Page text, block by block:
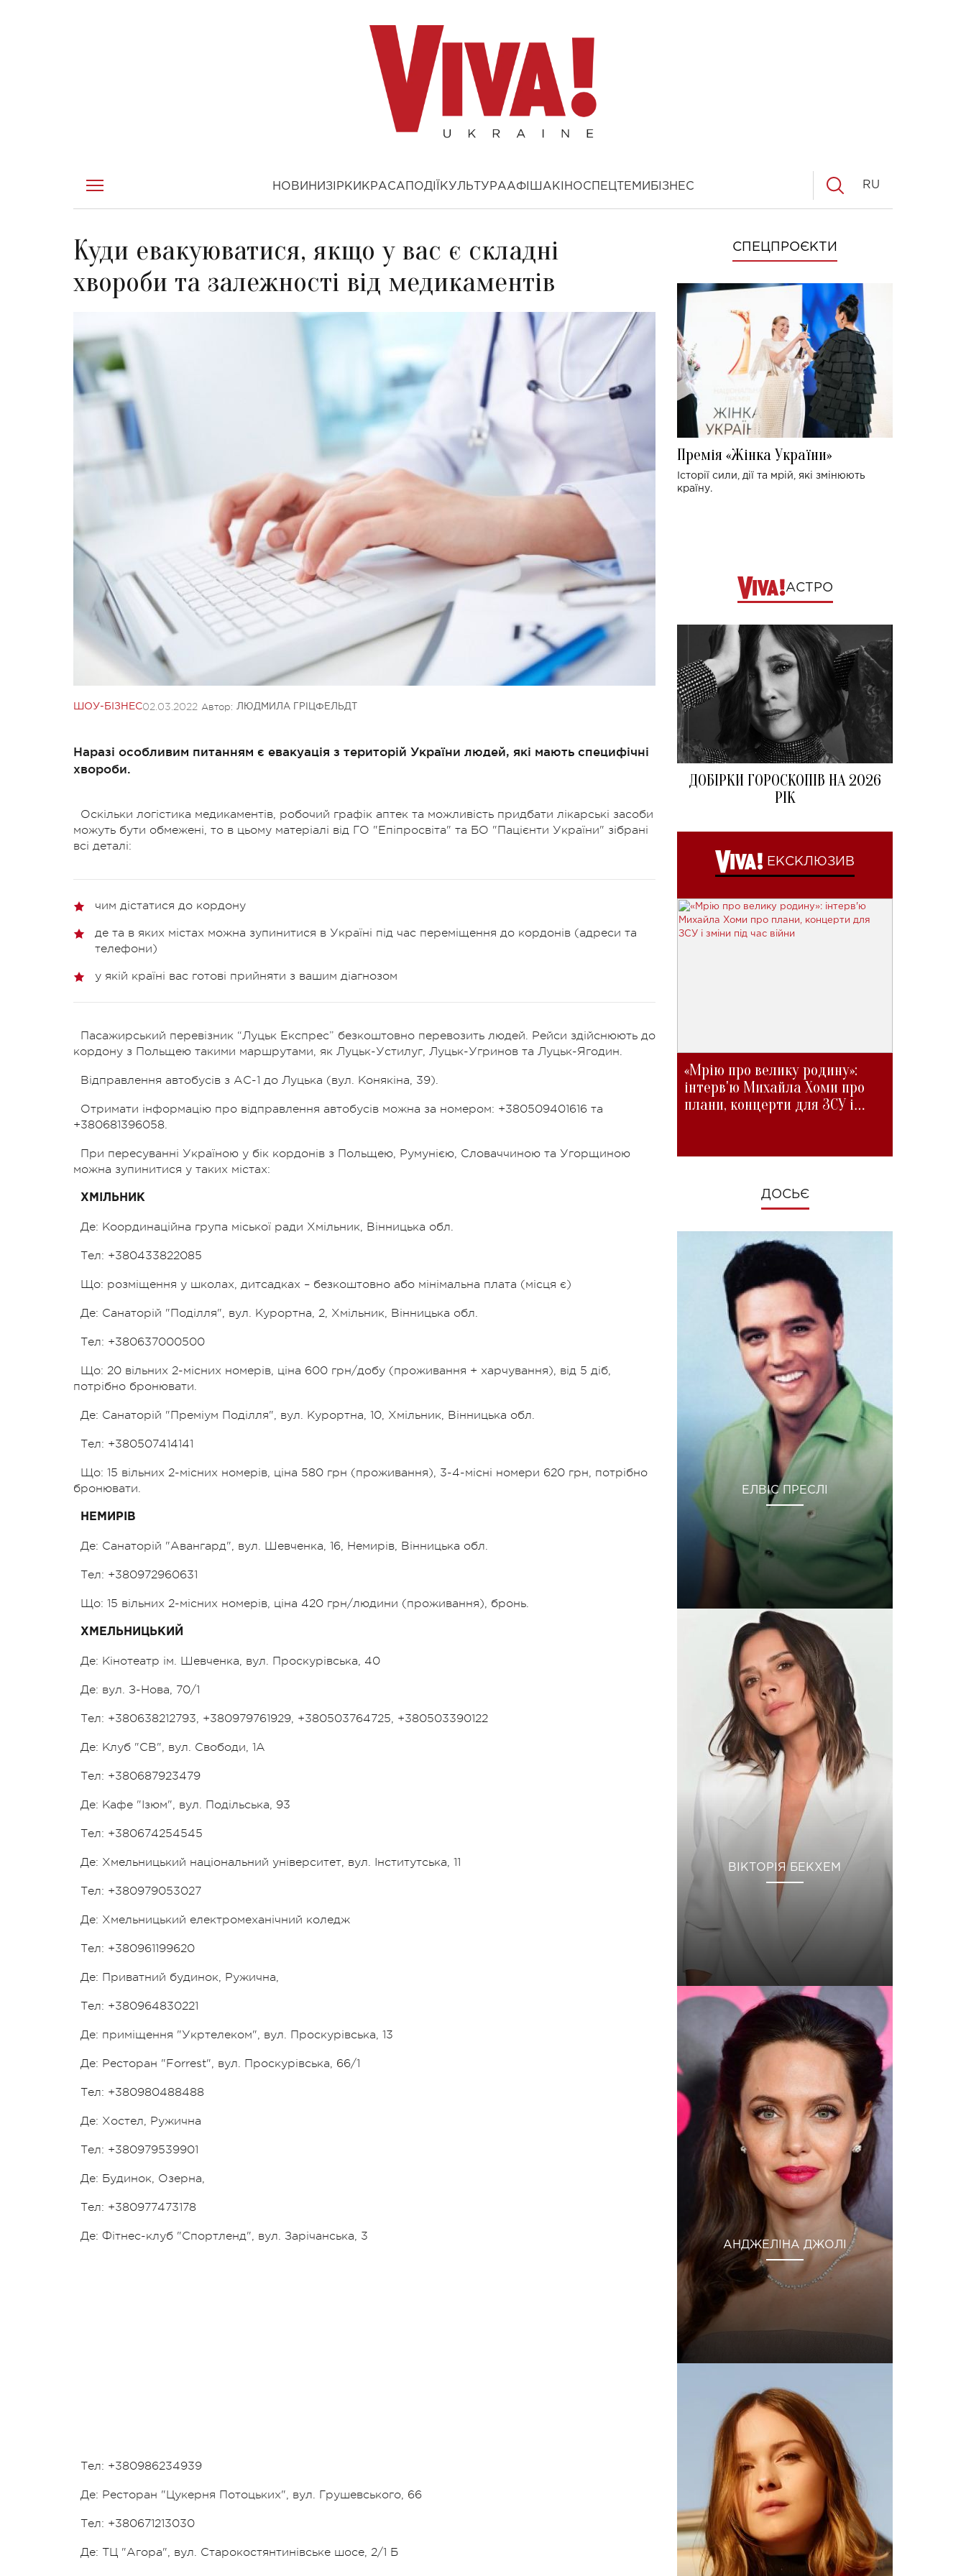
НОВИНИ ЗІРКИ КРАСА ПОДІЇ КУЛЬТУРААФІША КІНОСПЕЦТЕМИ БІЗНЕС RU
Куди евакуюватися, якщо у вас є складні
хвороби та залежності від медикаментів
ШОУ-БІЗНЕС02.03.2022 Автор: ЛЮДМИЛА ГРІЦФЕЛЬДТ
Наразі особливим питанням є евакуація з територій України людей, які мають специфічні
хвороби.
Оскільки логістика медикаментів, робочий графік аптек та можливість придбати лікарські засоби
можуть бути обмежені, то в цьому матеріалі від ГО "Епіпросвіта" та БО "Пацієнти України" зібрані
всі деталі:
чим дістатися до кордону
де та в яких містах можна зупинитися в Україні під час переміщення до кордонів (адреси та
телефони)
у якій країні вас готові прийняти з вашим діагнозом
Пасажирський перевізник “Луцьк Експрес” безкоштовно перевозить людей. Рейси здійснюють до
кордону з Польщею такими маршрутами, як Луцьк-Устилуг, Луцьк-Угринов та Луцьк-Ягодин.
Відправлення автобусів з АС-1 до Луцька (вул. Конякіна, 39).
Отримати інформацію про відправлення автобусів можна за номером: +380509401616 та
+380681396058.
При пересуванні Україною у бік кордонів з Польщею, Румунією, Словаччиною та Угорщиною
можна зупинитися у таких містах:
ХМІЛЬНИК
Де: Координаційна група міської ради Хмільник, Вінницька обл.
Тел: +380433822085
Що: розміщення у школах, дитсадках – безкоштовно або мінімальна плата (місця є)
Де: Санаторій "Поділля", вул. Курортна, 2, Хмільник, Вінницька обл.
Тел: +380637000500
Що: 20 вільних 2-місних номерів, ціна 600 грн/добу (проживання + харчування), від 5 діб,
потрібно бронювати.
Де: Санаторій "Преміум Поділля", вул. Курортна, 10, Хмільник, Вінницька обл.
Тел: +380507414141
Що: 15 вільних 2-місних номерів, ціна 580 грн (проживання), 3-4-місні номери 620 грн, потрібно
бронювати.
НЕМИРІВ
Де: Санаторій "Авангард", вул. Шевченка, 16, Немирів, Вінницька обл.
Тел: +380972960631
Що: 15 вільних 2-місних номерів, ціна 420 грн/людини (проживання), бронь.
ХМЕЛЬНИЦЬКИЙ
Де: Кінотеатр ім. Шевченка, вул. Проскурівська, 40
Де: вул. З-Нова, 70/1
Тел: +380638212793, +380979761929, +380503764725, +380503390122
Де: Клуб "СВ", вул. Свободи, 1А
Тел: +380687923479
Де: Кафе "Ізюм", вул. Подільська, 93
Тел: +380674254545
Де: Хмельницький національний університет, вул. Інститутська, 11
Тел: +380979053027
Де: Хмельницький електромеханічний коледж
Тел: +380961199620
Де: Приватний будинок, Ружична,
Тел: +380964830221
Де: приміщення "Укртелеком", вул. Проскурівська, 13
Де: Ресторан "Forrest", вул. Проскурівська, 66/1
Тел: +380980488488
Де: Хостел, Ружична
Тел: +380979539901
Де: Будинок, Озерна,
Тел: +380977473178
Де: Фітнес-клуб "Спортленд", вул. Зарічанська, 3
Тел: +380986234939
Де: Ресторан "Цукерня Потоцьких", вул. Грушевського, 66
Тел: +380671213030
Де: ТЦ "Агора", вул. Старокостянтинівське шосе, 2/1 Б
СПЕЦПРОЄКТИ
Премія «Жінка України»
Історії сили, дії та мрій, які змінюють
країну.
АСТРО
ДОБІРКИ ГОРОСКОПІВ НА 2026
РІК
ЕКСКЛЮЗИВ
«Мрію про велику родину»:
інтерв'ю Михайла Хоми про
плани, концерти для ЗСУ і
ДОСЬЄ
ЕЛВІС ПРЕСЛІ
ВІКТОРІЯ БЕКХЕМ
АНДЖЕЛІНА ДЖОЛІ